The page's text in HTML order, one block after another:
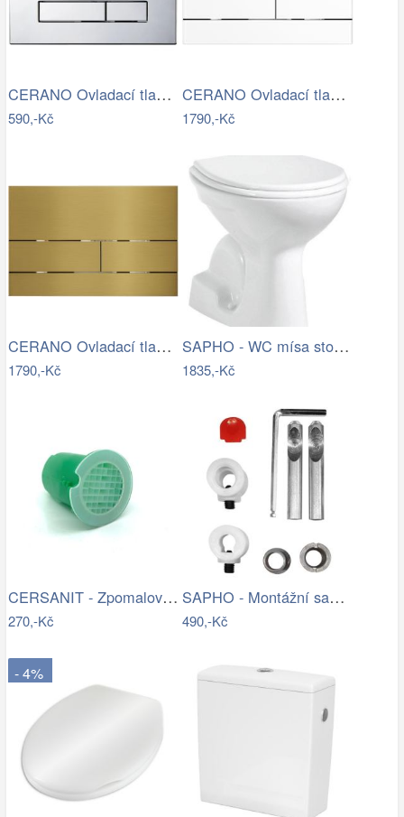
CERANO Ovladací tlačítko WC modulů Lite…
590,-Kč
CERANO Ovladací tlačítko WC modulů Lite…
1790,-Kč
CERANO Ovladací tlačítko WC modulů Lite…
1790,-Kč
SAPHO - WC mísa stojící, 36x54cm,…
1835,-Kč
CERSANIT - Zpomalovač vody do WC mísy…
270,-Kč
SAPHO - Montážní sada pro závěsné WC…
490,-Kč
- 4%